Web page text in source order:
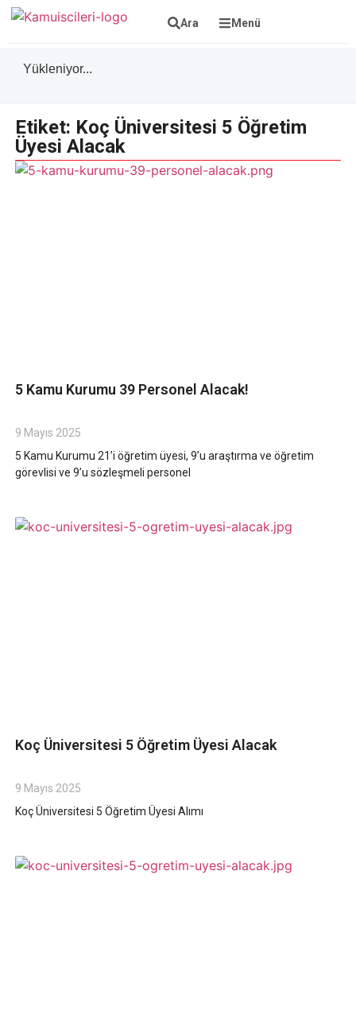
Ara Menü
Yükleniyor...
Etiket: Koç Üniversitesi 5 Öğretim
Üyesi Alacak
5 Kamu Kurumu 39 Personel Alacak!
9 Mayıs 2025
5 Kamu Kurumu 21’i öğretim üyesi, 9’u araştırma ve öğretim
görevlisi ve 9’u sözleşmeli personel
Koç Üniversitesi 5 Öğretim Üyesi Alacak
9 Mayıs 2025
Koç Üniversitesi 5 Öğretim Üyesi Alımı